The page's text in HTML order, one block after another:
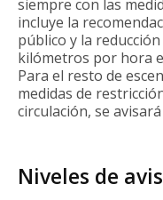
siempre con las
incluye la
público y la
kilómetros por hora
Para el resto de
medidas de
circulación, se
Niveles de